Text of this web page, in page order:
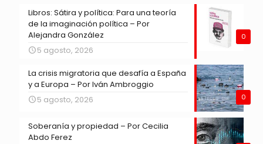
0
Libros: Sátira y política: Para una teoría
de la imaginación política – Por
Alejandra González
5 agosto, 2026
0
La crisis migratoria que desafía a España
y a Europa – Por Iván Ambroggio
5 agosto, 2026
Soberanía y propiedad – Por Cecilia
Abdo Ferez